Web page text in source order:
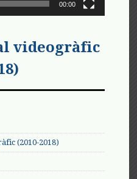
00:00
videogràfic
(2010-2018)